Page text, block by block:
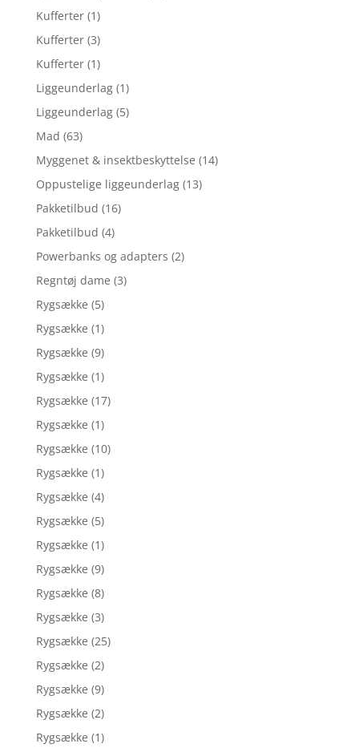
Kufferter (1)
Kufferter (3)
Kufferter (1)
Liggeunderlag (1)
Liggeunderlag (5)
Mad (63)
Myggenet & insektbeskyttelse (14)
Oppustelige liggeunderlag (13)
Pakketilbud (16)
Pakketilbud (4)
Powerbanks og adapters (2)
Regntøj dame (3)
Rygsække (5)
Rygsække (1)
Rygsække (9)
Rygsække (1)
Rygsække (17)
Rygsække (1)
Rygsække (10)
Rygsække (1)
Rygsække (4)
Rygsække (5)
Rygsække (1)
Rygsække (9)
Rygsække (8)
Rygsække (3)
Rygsække (25)
Rygsække (2)
Rygsække (9)
Rygsække (2)
Rygsække (1)